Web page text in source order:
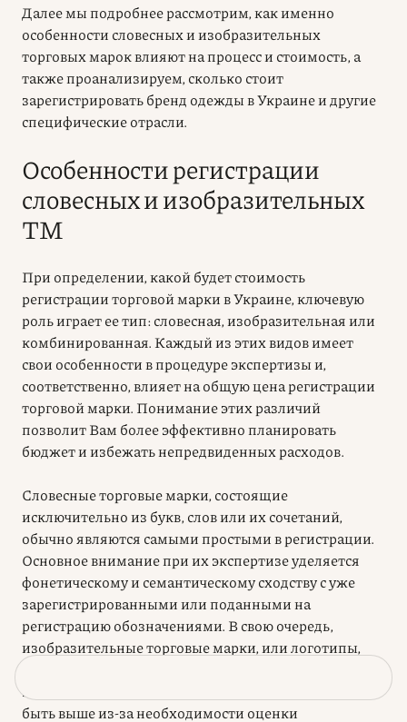
Далее мы подробнее рассмотрим, как именно
особенности словесных и изобразительных
торговых марок влияют на процесс и стоимость, а
также проанализируем, сколько стоит
зарегистрировать бренд одежды в Украине и другие
специфические отрасли.
Особенности регистрации
словесных и изобразительных
ТМ
При определении, какой будет стоимость
регистрации торговой марки в Украине, ключевую
роль играет ее тип: словесная, изобразительная или
комбинированная. Каждый из этих видов имеет
свои особенности в процедуре экспертизы и,
соответственно, влияет на общую цена регистрации
торговой марки. Понимание этих различий
позволит Вам более эффективно планировать
бюджет и избежать непредвиденных расходов.
Словесные торговые марки, состоящие
исключительно из букв, слов или их сочетаний,
обычно являются самыми простыми в регистрации.
Основное внимание при их экспертизе уделяется
фонетическому и семантическому сходству с уже
зарегистрированными или поданными на
регистрацию обозначениями. В свою очередь,
изобразительные торговые марки, или логотипы,
требуют более тщательного анализа визуальных
элементов. Стоимость регистрации логотипа может
быть выше из-за необходимости оценки